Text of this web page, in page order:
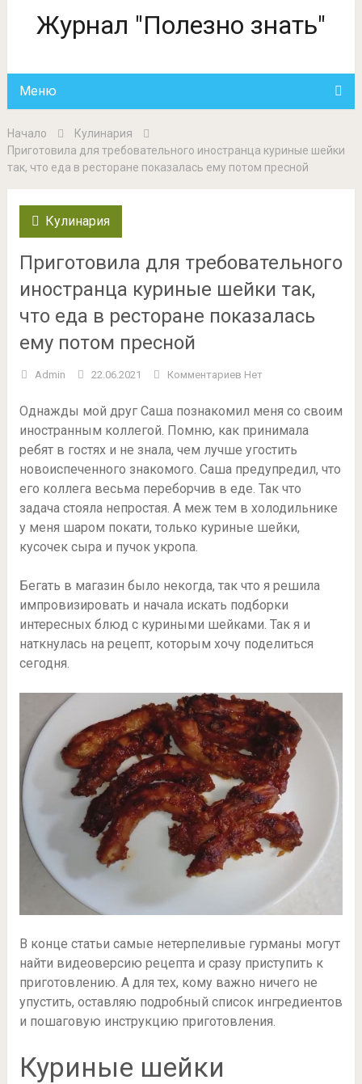
Журнал "Полезно знать"
Меню
Начало
Кулинария
Приготовила для требовательного иностранца куриные шейки
так, что еда в ресторане показалась ему потом пресной
Кулинария
Приготовила для требовательного
иностранца куриные шейки так,
что еда в ресторане показалась
ему потом пресной
Admin 22.06.2021 Комментариев Нет
Однажды мой друг Саша познакомил меня со своим
иностранным коллегой. Помню, как принимала
ребят в гостях и не знала, чем лучше угостить
новоиспеченного знакомого. Саша предупредил, что
его коллега весьма переборчив в еде. Так что
задача стояла непростая. А меж тем в холодильнике
у меня шаром покати, только куриные шейки,
кусочек сыра и пучок укропа.
Бегать в магазин было некогда, так что я решила
импровизировать и начала искать подборки
интересных блюд с куриными шейками. Так я и
наткнулась на рецепт, которым хочу поделиться
сегодня.
В конце статьи самые нетерпеливые гурманы могут
найти видеоверсию рецепта и сразу приступить к
приготовлению. А для тех, кому важно ничего не
упустить, оставляю подробный список ингредиентов
и пошаговую инструкцию приготовления.
Куриные шейки